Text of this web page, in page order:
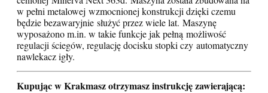
w pełni metalowej wzmocnionej konstrukcji dzięki czemu
będzie bezawaryjnie służyć przez wiele lat. Maszynę
wyposażono m.in. w takie funkcje jak pełną możliwość
regulacji ściegów, regulację docisku stopki czy automatyczny
nawlekacz igły.
Kupując w Krakmasz otrzymasz instrukcję zawierającą: